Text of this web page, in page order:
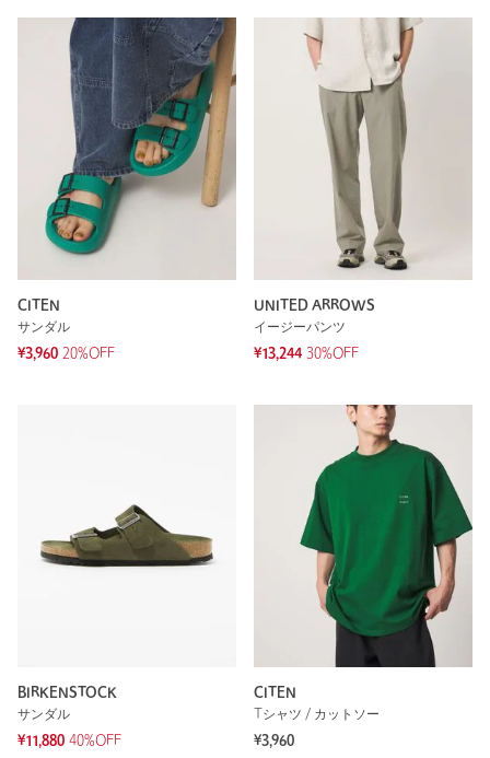
CITEN
サンダル
¥3,960 20%OFF
UNITED ARROWS
イージーパンツ
¥13,244 30%OFF
BIRKENSTOCK
サンダル
¥11,880 40%OFF
CITEN
Tシャツ / カットソー
¥3,960